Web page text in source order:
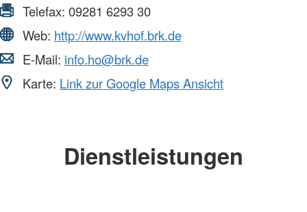
Telefax: 09281 6293 30
Web: http://www.kvhof.brk.de
E-Mail: info.ho@brk.de
Karte: Link zur Google Maps Ansicht
Dienstleistungen